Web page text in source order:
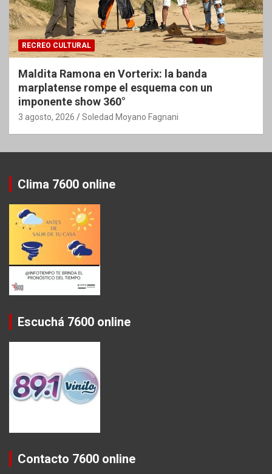
RECREO CULTURAL
Maldita Ramona en Vorterix: la banda
marplatense rompe el esquema con un
imponente show 360°
3 agosto, 2026 Soledad Moyano Fagnani
Clima 7600 online
Escuchá 7600 online
Contacto 7600 online